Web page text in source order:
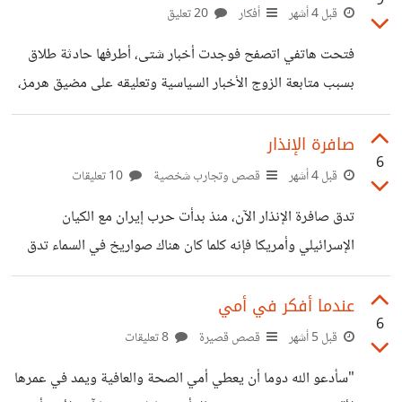
والمرشدين، ربما الخطأ السعي للمثالية، والتوقعات العالية، فأبناؤنا
التربية صعبة، اليوم التحديات أكبر لأن الخطر قائم في بيوتنا في
الشاشات وبين أيديهم و أيدينا، كنت أريد منع ابنائي نهائيا
قبل 4 أشهر أفكار
فتحت هاتفي اتصفح فوجدت أخبار شتى، أطرفها حادثة طلاق
بسبب متابعة الزوج الأخبار السياسية وتعليقه على مضيق هرمز،
فانزعجت الزوجة وأخذت تدعو على زوجها وعلى مضيق هرمز
وتسبهما فسمعتها أمه واندلعت مشكلة أودت إلى الطلاق -هكذا
يقال أن سبب الطلاق -، أنا أشعر بها ولا أتعاطف معها، فلا أحب
أصبح الشتم والسباب والتفنن فيه، ومثل هذه الزوجة وصلت إلى
شعور السأم من الأخبار ومحللين ومراسلين وأخبار عاجلة وكأن
القيامة ستقوم الآن،
6
صافرة الإنذار
قبل 4 أشهر قصص وتجارب شخصية
تدق صافرة الإنذار الآن، منذ بدأت حرب إيران مع الكيان
الإسرائيلي وأمريكا فإنه كلما كان هناك صواريخ في السماء تدق
صافرات الإنذار، أشعر بالقلق والخوف، أخفيه عن أولادي حتى لا
ينتقل لهم خوفي فيجزعون، لكن الحرب مخيفة ولها ويلاتها،
أتذكر غزة كان الله في عونهم وجبرهم يالله، أتابع أخبار الحرب
والمولدات ومصادر توليد طاقة لا تعتمد على الكهرباء، ويقول
6
عندما أفكر في أمي
قبل 5 أشهر قصص قصيرة
"سأدعو الله دوما أن يعطي أمي الصحة والعافية ويمد في عمرها